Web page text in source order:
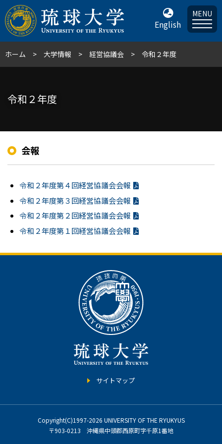
English
MENU
ホーム 大学情報 経営協議会 令和２年度
令和２年度
会報
令和２年度第４回経営協議会会報
令和２年度第３回経営協議会会報
令和２年度第２回経営協議会会報
令和２年度第１回経営協議会会報
サイトマップ
Copyright(C)1997-2026 UNIVERSITY OF THE RYUKYUS
〒903-0213 沖縄県中頭郡西原町字千原1番地